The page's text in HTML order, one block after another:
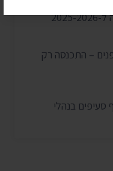
– התכנסה רק
בנהלי